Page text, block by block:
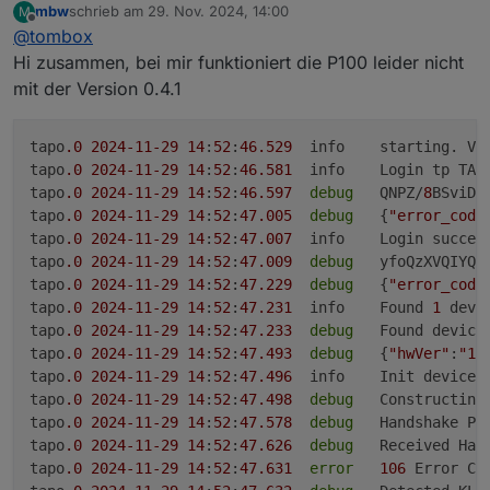
tapo.0
tapo.0
2024-11-23 21:29:13.856 debug Received
tapo.0
2024-11-23 21:29:13.845 debug Detected KLAP
tapo.0
2024-11-23 21:29:13.845 info Trying KLAP Auth
tapo.0
2024-11-23 21:29:13.845 debug Received
tapo.0
2024-11-23 21:29:13.823 debug Handshake
2024-11-23 21:29:13.823 info Constructing
tapo.0
2024-11-23 21:29:13.779 debug Constructing
tapo.0
2024-11-23 21:29:13.779 info Init device
tapo.0
2024-11-23 21:29:13.778 debug
tapo.0
2024-11-23 21:29:13.560 debug Found device
bitte 0.4.1 testen
M
Offline
mbwschrieb am 29. Nov. 2024, 14:00
zuletzt editiert von
@tombox
Hi zusammen, bei mir funktioniert die P100 leider nicht
mit der Version 0.4.1
tapo.0 2024-11 -29 14: 52 :46.529
info	starting.
tapo.0 2024-11 -29 14: 52 :46.581
tapo.0 2024-11 -29 14: 52 :46.597 debug
	QNPZ/
8
tapo.0 2024-11 -29 14: 52 :47.005 debug
	{
tapo.0 2024-11 -29 14: 52 :47.007
tapo.0 2024-11 -29 14: 52 :47.009 debug
tapo.0 2024-11 -29 14: 52 :47.229 debug
	{
tapo.0 2024-11 -29 14: 52 :47.231
	info	Found
1
tapo.0 2024-11 -29 14: 52 :47.233 debug
Found
tapo.0 2024-11 -29 14: 52 :47.493 debug
	{
"hwVer" :
tapo.0 2024-11 -29 14: 52 :47.496
	info	Init device
tapo.0 2024-11 -29 14: 52 :47.498 debug
tapo.0 2024-11 -29 14: 52 :47.578 debug
Handshake
tapo.0 2024-11 -29 14: 52 :47.626 debug
Received
tapo.0 2024-11 -29 14: 52 :47.631 error 106 Error